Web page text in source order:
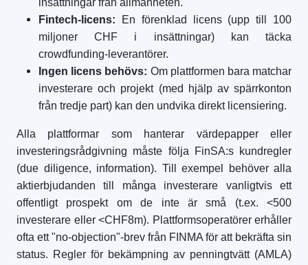
insättningar från allmänheten.
Fintech-licens: En förenklad licens (upp till 100
miljoner CHF i insättningar) kan täcka
crowdfunding-leverantörer.
Ingen licens behövs: Om plattformen bara matchar
investerare och projekt (med hjälp av spärrkonton
från tredje part) kan den undvika direkt licensiering.
Alla plattformar som hanterar värdepapper eller
investeringsrådgivning måste följa FinSA:s kundregler
(due diligence, information). Till exempel behöver alla
aktierbjudanden till många investerare vanligtvis ett
offentligt prospekt om de inte är små (t.ex. <500
investerare eller <CHF8m). Plattformsoperatörer erhåller
ofta ett "no-objection"-brev från FINMA för att bekräfta sin
status. Regler för bekämpning av penningtvätt (AMLA)